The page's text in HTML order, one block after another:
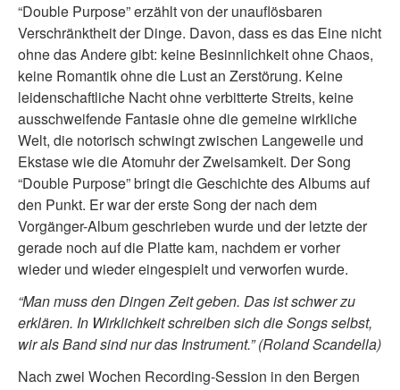
“Double Purpose” erzählt von der unauflösbaren
Verschränktheit der Dinge. Davon, dass es das Eine nicht
ohne das Andere gibt: keine Besinnlichkeit ohne Chaos,
keine Romantik ohne die Lust an Zerstörung. Keine
leidenschaftliche Nacht ohne verbitterte Streits, keine
ausschweifende Fantasie ohne die gemeine wirkliche
Welt, die notorisch schwingt zwischen Langeweile und
Ekstase wie die Atomuhr der Zweisamkeit. Der Song
“Double Purpose” bringt die Geschichte des Albums auf
den Punkt. Er war der erste Song der nach dem
Vorgänger-Album geschrieben wurde und der letzte der
gerade noch auf die Platte kam, nachdem er vorher
wieder und wieder eingespielt und verworfen wurde.
“Man muss den Dingen Zeit geben. Das ist schwer zu
erklären. In Wirklichkeit schreiben sich die Songs selbst,
wir als Band sind nur das Instrument.” (Roland Scandella)
Nach zwei Wochen Recording-Session in den Bergen